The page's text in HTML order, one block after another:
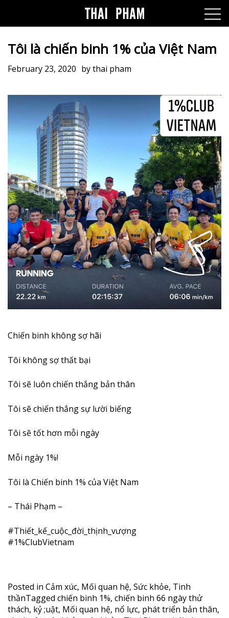
Tôi là chiến binh 1% của Việt Nam
February 23, 2020 bythai pham
Chiến binh không sợ hãi
Tôi không sợ thất bại
Tôi sẽ luôn chiến thắng bản thân
Tôi sẽ chiến thắng sự lười biếng
Tôi sẽ tốt hơn mỗi ngày
Mỗi ngày 1%!
Tôi là Chiến binh 1% của Việt Nam
– Thái Phạm –
#Thiết_kế_cuộc_đời_thịnh_vượng
#1%ClubVietnam
Posted in Cảm xúc, Mối quan hệ, Sức khỏe, Tinh
thầnTagged chiến binh 1%, chiến binh 66 ngày thử
thách, kỷ ;uật, Mối quan hệ, nổ lực, phát triển bản thân,